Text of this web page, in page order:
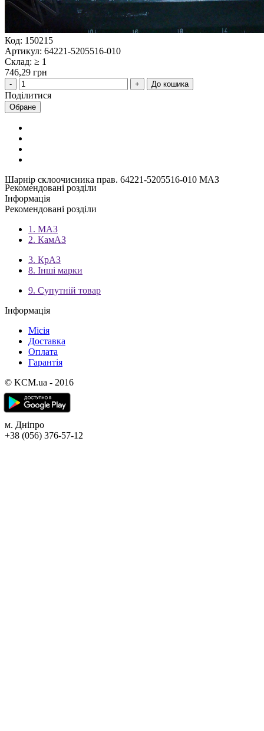
Код: 150215
Артикул: 64221-5205516-010
Склад: ≥ 1
746,29 грн
До кошика
Поділитися
Обране
Шарнір склоочисника прав. 64221-5205516-010 МАЗ
Рекомендовані розділи
Інформація
Рекомендовані розділи
1. МАЗ
2. КамАЗ
3. КрАЗ
8. Інші марки
9. Супутній товар
Інформація
Місія
Доставка
Оплата
Гарантія
© KCM.ua - 2016
м. Дніпро
+38 (056) 376-57-12